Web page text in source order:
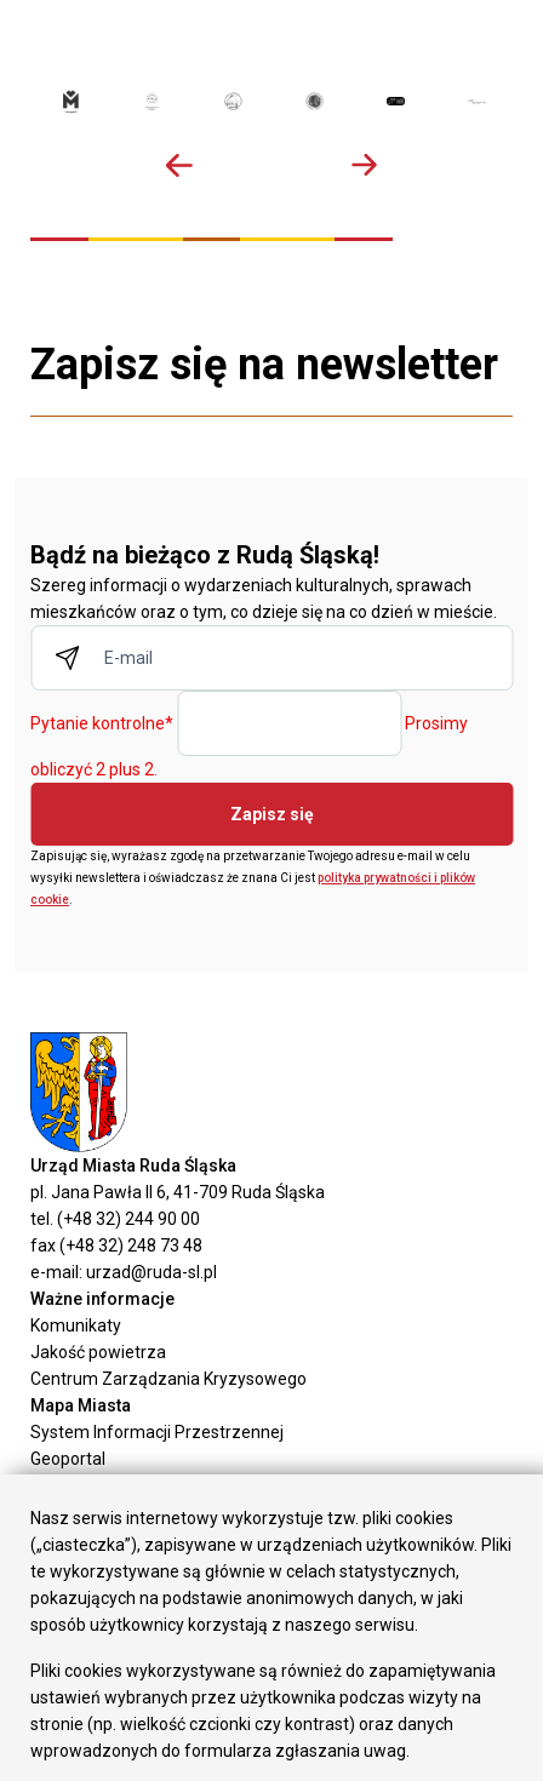
Zapisz się na newsletter
Bądź na bieżąco z Rudą Śląską!
Szereg informacji o wydarzeniach kulturalnych, sprawach
mieszkańców oraz o tym, co dzieje się na co dzień w mieście.
Pytanie kontrolne* Prosimy
obliczyć 2 plus 2.
Zapisz się
Zapisując się, wyrażasz zgodę na przetwarzanie Twojego adresu e-mail w celu
wysyłki newslettera i oświadczasz że znana Ci jestpolityka prywatności i plików
cookie
Urząd Miasta Ruda Śląska
pl. Jana Pawła II 6, 41-709 Ruda Śląska
tel. (+48 32) 244 90 00
fax (+48 32) 248 73 48
e-mail: urzad@ruda-sl.pl
Ważne informacje
Komunikaty
Jakość powietrza
Centrum Zarządzania Kryzysowego
Mapa Miasta
System Informacji Przestrzennej
Geoportal
Załatw sprawę
Prezydent Miasta
Rada Miasta
Wydziały
Elektroniczna Skrzynka Podawcza
Gospodarka
Fundusze europejskie
Środki krajowe
Oferty inwestycyjne
Nasz serwis internetowy wykorzystuje tzw. pliki cookies
(„ciasteczka”), zapisywane w urządzeniach użytkowników. Pliki
te wykorzystywane są głównie w celach statystycznych,
pokazujących na podstawie anonimowych danych, w jaki
sposób użytkownicy korzystają z naszego serwisu.
Pliki cookies wykorzystywane są również do zapamiętywania
ustawień wybranych przez użytkownika podczas wizyty na
stronie (np. wielkość czcionki czy kontrast) oraz danych
wprowadzonych do formularza zgłaszania uwag.